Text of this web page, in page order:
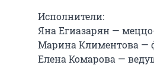
Исполнители:
Яна Егиазарян —
Марина Климентова —
Елена Комарова —